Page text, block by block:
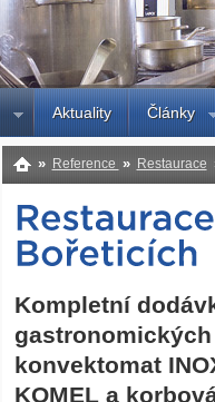
Aktuality Články
» Reference » Restaurace
Kompletní
konvektomat
KOMEL a